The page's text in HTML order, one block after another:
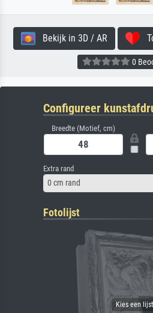
Bekijk in 3D / AR
0
Configureer
Breedte (Motief, cm)
Extra rand
0 cm rand
Fotolijst